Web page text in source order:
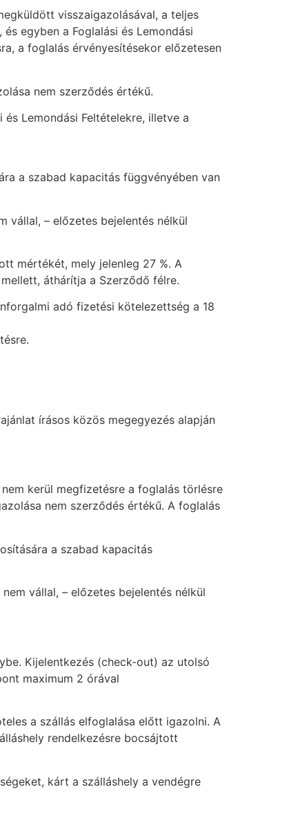
visszaigazolásával, a teljes
egyben a Foglalási és Lemondási
a foglalás érvényesítésekor előzetesen
nem szerződés értékű.
Lemondási Feltételekre, illetve a
a szabad kapacitás függvényében van
vállal, – előzetes bejelentés nélkül
mértékét, mely jelenleg 27 %. A
áthárítja a Szerződő félre.
adó fizetési kötelezettség a 18
írásos közös megegyezés alapján
kerül megfizetésre a foglalás törlésre
nem szerződés értékű. A foglalás
a szabad kapacitás
vállal, – előzetes bejelentés nélkül
Kijelentkezés (check-out) az utolsó
maximum 2 órával
a szállás elfoglalása előtt igazolni. A
rendelkezésre bocsájtott
kárt a szálláshely a vendégre